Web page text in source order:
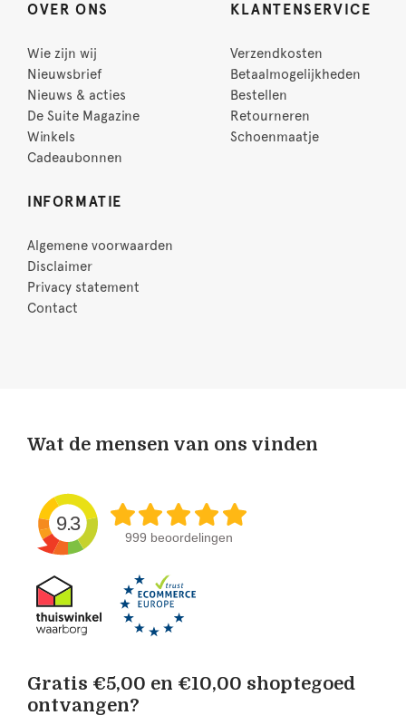
OVER ONS
Wie zijn wij
Nieuwsbrief
Nieuws & acties
De Suite Magazine
Winkels
Cadeaubonnen
KLANTENSERVICE
Verzendkosten
Betaalmogelijkheden
Bestellen
Retourneren
Schoenmaatje
INFORMATIE
Algemene voorwaarden
Disclaimer
Privacy statement
Contact
Wat de mensen van ons vinden
9.3
999 beoordelingen
Gratis €5,00 en €10,00 shoptegoed
ontvangen?